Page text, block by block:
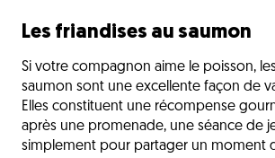
Les friandises au saumon
Si votre compagnon aime le poisson,
saumon sont une excellente façon de
Elles constituent une récompense
après une promenade, une séance de
simplement pour partager un moment